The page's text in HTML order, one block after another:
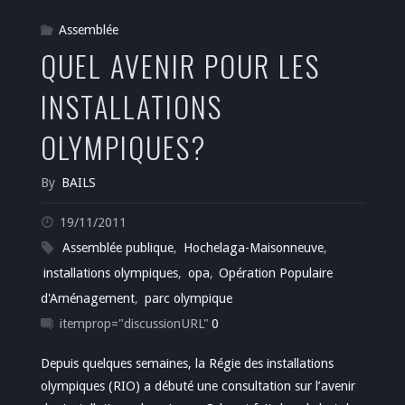
Assemblée
QUEL AVENIR POUR LES
INSTALLATIONS
OLYMPIQUES?
By BAILS
19/11/2011
Assemblée publique, Hochelaga-Maisonneuve,
installations olympiques, opa, Opération Populaire
d'Aménagement, parc olympique
itemprop="discussionURL" 0
Depuis quelques semaines, la Régie des installations
olympiques (RIO) a débuté une consultation sur l’avenir